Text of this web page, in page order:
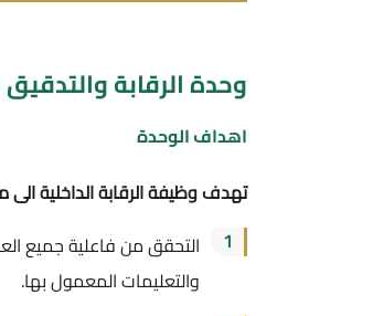
وحدة الرقابة والتدقيق
اهداف الوحدة
تهدف وظيفة الرقابة الداخلية الى مساعدة
التحقق من فاعلية جميع العمليات
والتعليمات المعمول بها.